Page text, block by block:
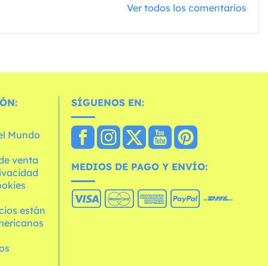
Ver todos los comentarios
Mundo
venta
están
SÍGUENOS EN:
MEDIOS DE PAGO Y ENVÍO: